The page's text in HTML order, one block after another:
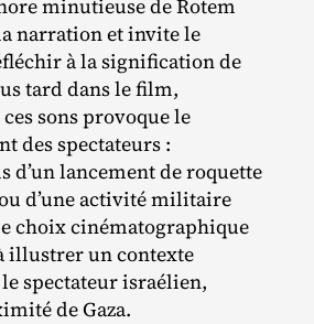
minutieuse de Rotem
narration et invite le
à la signification de
tard dans le film,
sons provoque le
des spectateurs :
d’un lancement de roquette
d’une activité militaire
choix cinématographique
illustrer un contexte
spectateur israélien,
de Gaza.